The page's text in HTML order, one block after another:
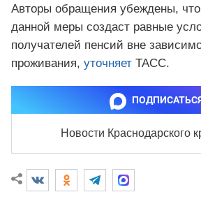
Авторы обращения убеждены,
данной меры создаст равные
получателей пенсий вне
проживания, уточняет ТАСС.
Новости Краснодарского